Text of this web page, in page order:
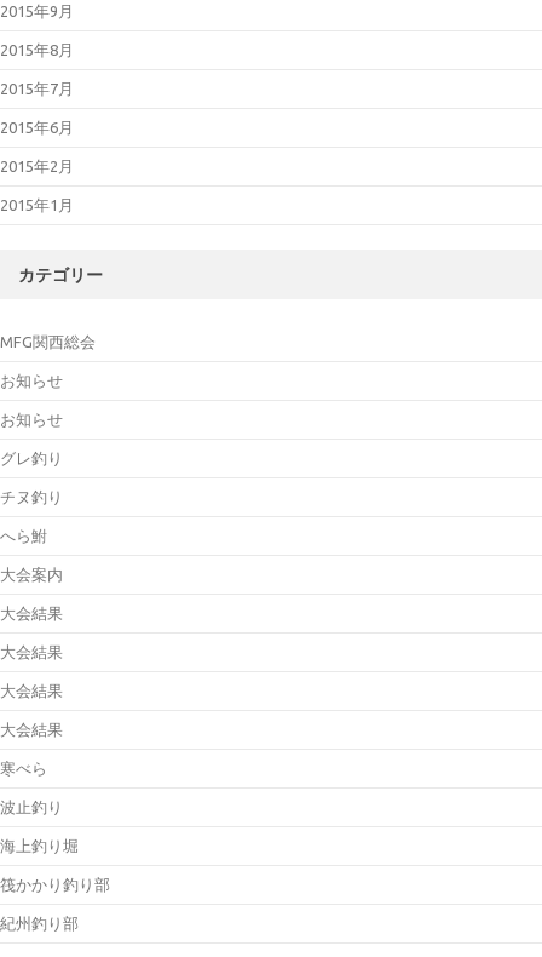
2015年9月
2015年8月
2015年7月
2015年6月
2015年2月
2015年1月
カテゴリー
MFG関西総会
お知らせ
お知らせ
グレ釣り
チヌ釣り
へら鮒
大会案内
大会結果
大会結果
大会結果
大会結果
寒べら
波止釣り
海上釣り堀
筏かかり釣り部
紀州釣り部